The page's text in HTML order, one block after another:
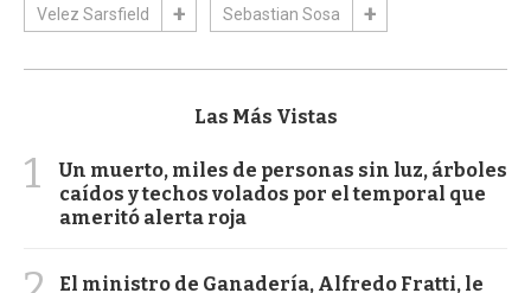
Velez Sarsfield Sebastian Sosa
Las Más Vistas
1
Un muerto, miles de personas sin luz, árboles
caídos y techos volados por el temporal que
ameritó alerta roja
El ministro de Ganadería, Alfredo Fratti, le